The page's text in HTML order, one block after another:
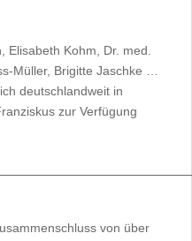
Elisabeth Kohm, Dr. med.
Müller, Brigitte Jaschke …
deutschlandweit in
zur Verfügung
von über